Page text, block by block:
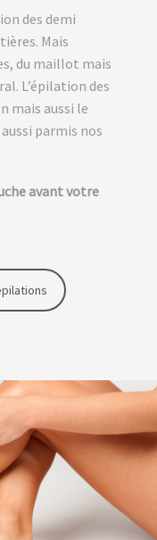
des demi
Mais
du maillot mais
L’épilation des
mais aussi le
parmis nos
avant votre